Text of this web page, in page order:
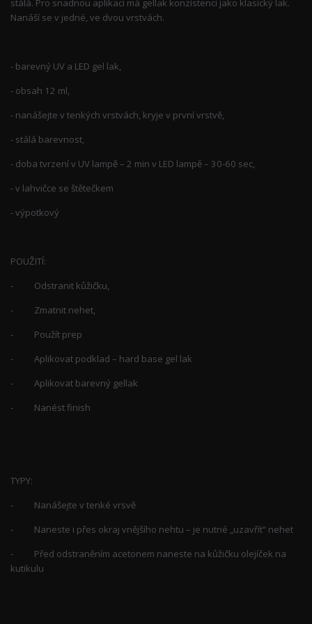
stálá. Pro snadnou aplikaci má gellak konzistenci jako klasický lak.
Nanáší se v jedné, ve dvou vrstvách.
- barevný UV a LED gel lak,
- obsah 12 ml,
- nanášejte v tenkých vrstvách, kryje v první vrstvě,
- stálá barevnost,
- doba tvrzení v UV lampě – 2 min v LED lampě – 30-60 sec,
- v lahvičce se štětečkem
- výpotkový
POUŽITÍ:
- Odstranit kůžičku,
- Zmatnit nehet,
- Použít prep
- Aplikovat podklad – hard base gel lak
- Aplikovat barevný gellak
- Nanést finish
TYPY:
- Nanášejte v tenké vrsvě
- Naneste i přes okraj vnějšího nehtu – je nutné „uzavřít“ nehet
- Před odstraněním acetonem naneste na kůžičku olejíček na
kutikulu